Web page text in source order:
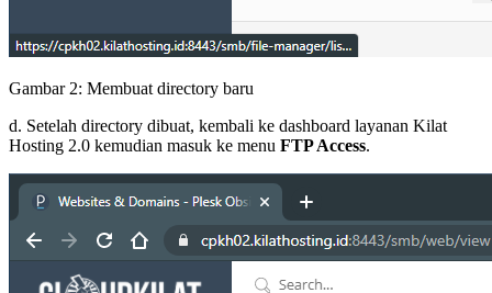
Gambar 2: Membuat directory baru
d. Setelah directory dibuat, kembali ke dashboard layanan Kilat
Hosting 2.0 kemudian masuk ke menu FTP Access.